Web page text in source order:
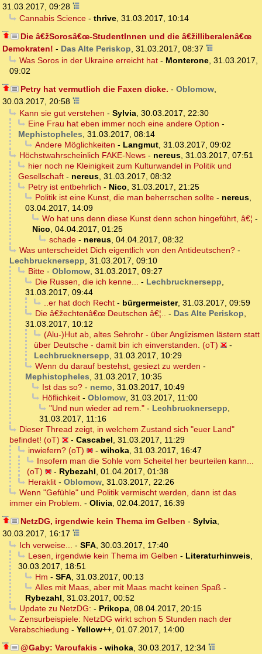
31.03.2017, 09:28
Cannabis Science- thrive, 31.03.2017, 10:14
Die â€žSorosâ€œ-StudentInnen und die â€žilliberalenâ€œ
Demokraten! - Das Alte Periskop, 31.03.2017, 08:37
Was Soros in der Ukraine erreicht hat- Monterone, 31.03.2017,
09:02
Petry hat vermutlich die Faxen dicke. - Oblomow,
30.03.2017, 20:58
Kann sie gut verstehen - Sylvia, 30.03.2017, 22:30
Eine Frau hat eben immer noch eine andere Option -
Mephistopheles, 31.03.2017, 08:14
Andere Möglichkeiten - Langmut, 31.03.2017, 09:02
Höchstwahrscheinlich FAKE-News- nereus, 31.03.2017, 07:51
hier noch ne Kleinigkeit zum Kulturwandel in Politik und
Gesellschaft - nereus, 31.03.2017, 08:32
Petry ist entbehrlich - Nico, 31.03.2017, 21:25
Politik ist eine Kunst, die man beherrschen sollte- nereus,
03.04.2017, 14:09
Wo hat uns denn diese Kunst denn schon hingeführt, â€¦ -
Nico, 04.04.2017, 01:25
schade- nereus, 04.04.2017, 08:32
Was unterscheidet Dich eigentlich von den Antideutschen?-
Lechbrucknersepp, 31.03.2017, 09:10
Bitte- Oblomow, 31.03.2017, 09:27
Die Russen, die ich kenne... - Lechbrucknersepp,
31.03.2017, 09:44
..er hat doch Recht- bürgermeister, 31.03.2017, 09:59
Die â€žechtenâ€œ Deutschen â€¦.. - Das Alte Periskop,
31.03.2017, 10:12
(Alu-)Hut ab, altes Sehrohr - über Anglizismen lästern statt
über Deutsche - damit bin ich einverstanden. (oT)
-
Lechbrucknersepp, 31.03.2017, 10:29
Wenn du darauf bestehst, gesiezt zu werden -
Mephistopheles, 31.03.2017, 10:35
Ist das so?- nemo, 31.03.2017, 10:49
Höflichkeit- Oblomow, 31.03.2017, 11:00
"Und nun wieder ad rem."- Lechbrucknersepp,
31.03.2017, 11:16
Dieser Thread zeigt, in welchem Zustand sich "euer Land"
befindet! (oT)
- Cascabel, 31.03.2017, 11:29
inwiefern? (oT)
- wihoka, 31.03.2017, 16:47
Insofern man die Sohle vom Scheitel her beurteilen kann...
(oT)
- Rybezahl, 01.04.2017, 01:38
Heraklit- Oblomow, 31.03.2017, 22:26
Wenn "Gefühle" und Politik vermischt werden, dann ist das
immer ein Problem. - Olivia, 02.04.2017, 16:39
NetzDG, irgendwie kein Thema im Gelben - Sylvia,
30.03.2017, 16:17
Ich verweise... - SFA, 30.03.2017, 17:40
Lesen, irgendwie kein Thema im Gelben - Literaturhinweis,
30.03.2017, 18:51
Hm - SFA, 31.03.2017, 00:13
Alles mit Maas, aber mit Maas macht keinen Spaß -
Rybezahl, 31.03.2017, 00:52
Update zu NetzDG: - Prikopa, 08.04.2017, 20:15
Zensurbeispiele: NetzDG wirkt schon 5 Stunden nach der
Verabschiedung - Yellow++, 01.07.2017, 14:00
@Gaby: Varoufakis- wihoka, 30.03.2017, 12:34